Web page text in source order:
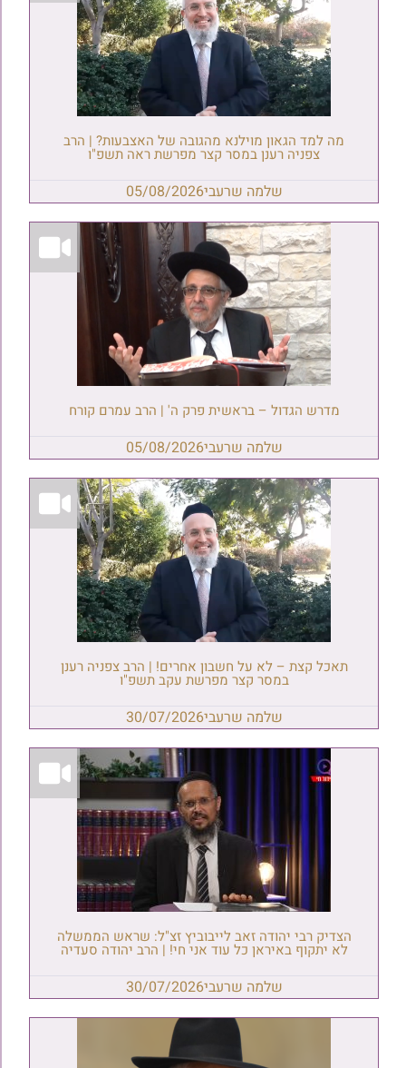
מה למד הגאון מוילנא מהגובה של האצבעות? | הרב
צפניה רענן במסר קצר מפרשת ראה תשפ"ו
שלמה שרעבי05/08/2026
מדרש הגדול – בראשית פרק ה' | הרב עמרם קורח
שלמה שרעבי05/08/2026
תאכל קצת – לא על חשבון אחרים! | הרב צפניה רענן
במסר קצר מפרשת עקב תשפ"ו
שלמה שרעבי30/07/2026
הצדיק רבי יהודה זאב לייבוביץ זצ"ל: שראש הממשלה
לא יתקוף באיראן כל עוד אני חי! | הרב יהודה סעדיה
שלמה שרעבי30/07/2026